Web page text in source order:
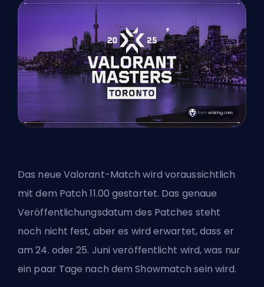
Das neue Valorant-Match wird voraussichtlich
mit dem Patch11.00 gestartet. Das genaue
Veröffentlichungsdatum des Patches steht
noch nicht fest, aber es wird erwartet, dass er
am 24. oder 25. Juni veröffentlicht wird, was nur
ein paar Tage nach dem Showmatch sein wird.